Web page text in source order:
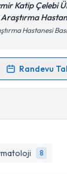
8
okudum ve
işlenmesini
Takvim
Katip Çelebi
Hastanesi
Randevu
Talebi
e-